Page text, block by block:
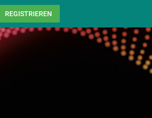
REGISTRIEREN